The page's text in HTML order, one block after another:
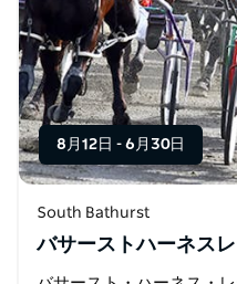
8月12日 - 6月30日
South Bathurst
バサーストハーネス